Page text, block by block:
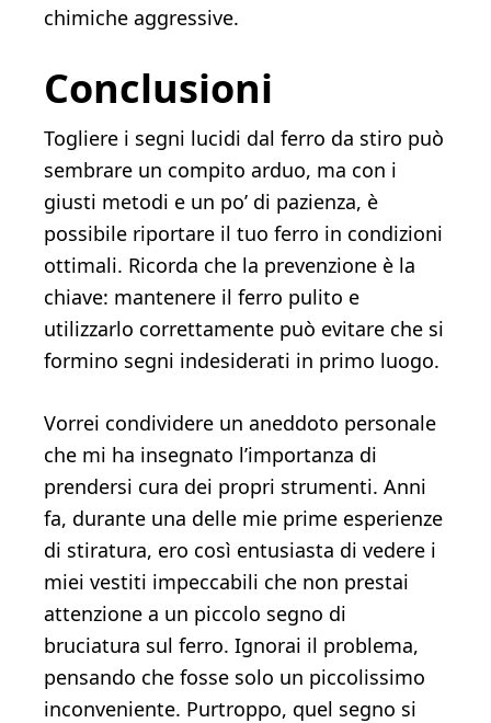
chimiche aggressive.
Conclusioni
Togliere i segni lucidi dal ferro da stiro può
sembrare un compito arduo, ma con i
giusti metodi e un po’ di pazienza, è
possibile riportare il tuo ferro in condizioni
ottimali. Ricorda che la prevenzione è la
chiave: mantenere il ferro pulito e
utilizzarlo correttamente può evitare che si
formino segni indesiderati in primo luogo.
Vorrei condividere un aneddoto personale
che mi ha insegnato l’importanza di
prendersi cura dei propri strumenti. Anni
fa, durante una delle mie prime esperienze
di stiratura, ero così entusiasta di vedere i
miei vestiti impeccabili che non prestai
attenzione a un piccolo segno di
bruciatura sul ferro. Ignorai il problema,
pensando che fosse solo un piccolissimo
inconveniente. Purtroppo, quel segno si